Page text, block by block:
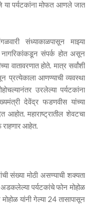
या पर्यटकांना मोफत आणले जात
संध्याकाळपासून माझ्या
नागरिकांकडून संपर्क होत असून
वातावरणात होते. मात्र सर्वांशी
प्रत्येकाला आणण्याची व्यवस्था
उरलेल्या पर्यटकांना
देवेंद्र फडणवीस यांच्या
आहोत. महाराष्ट्रातील शेवटचा
राहणार आहेत.
संख्या मोठी असण्याची शक्यता
पर्यटकांचे फोन मोहोळ
यांनी गेल्या 24 तासापासून